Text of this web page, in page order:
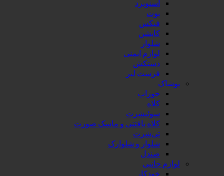
اسنوبرد
بوت
فیکس
کاپشن
شلوار
لوازم ایمنی
دستکش
فرست لیر
پوشاک
جوراب
کلاه
سوئیشرت
کلاه بافتنی و ماسک صورت
تی‌شرت
شلوار و شلوارک
صندل
لوازم جانبی
خودکار